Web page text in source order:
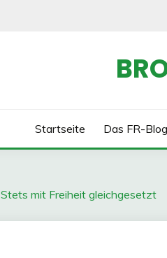
Startseite Das FR-Blog
Stets mit Freiheit gleichgesetzt